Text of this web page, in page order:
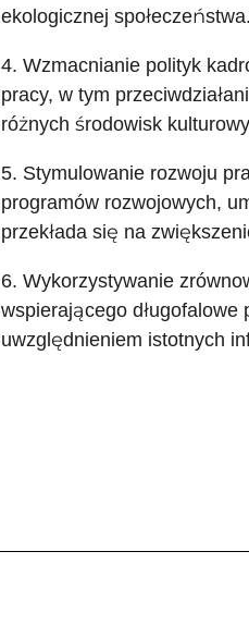
ekologicznej społeczeństwa.
4. Wzmacnianie polityk
pracy, w tym
różnych środowisk
5. Stymulowanie rozwoju
programów rozwojowych,
przekłada się na
6. Wykorzystywanie
wspierającego
uwzględnieniem istotnych